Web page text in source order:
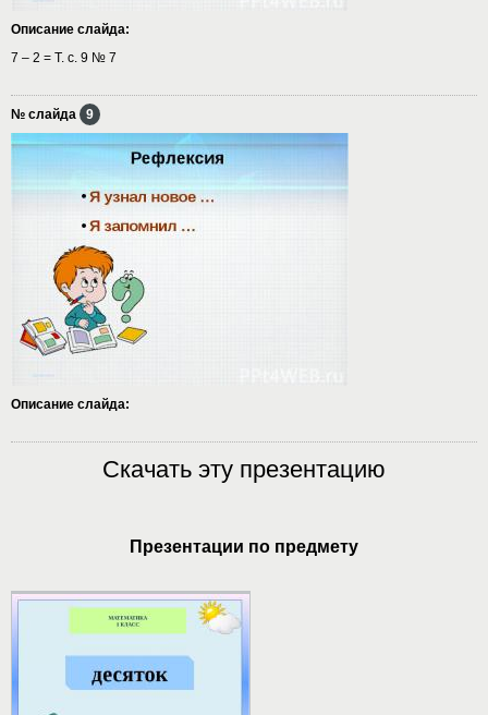
Описание слайда:
7 – 2 = Т. с. 9 № 7
№ слайда 9
Описание слайда:
Скачать эту презентацию
Презентации по предмету